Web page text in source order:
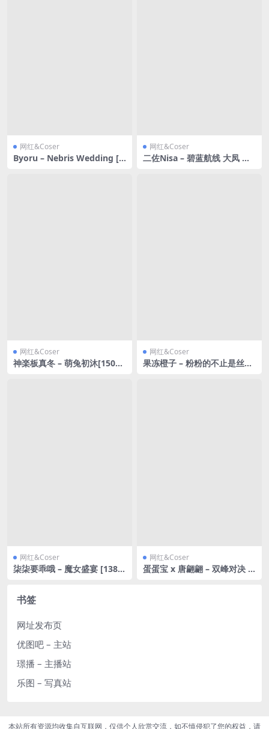
网红&Coser
Byoru – Nebris Wedding [6
网红&Coser
二佐Nisa – 碧蓝航线 大凤 居
网红&Coser
神楽板真冬 – 萌兔初沐[150P2
网红&Coser
果冻橙子 – 粉粉的不止是丝袜
网红&Coser
柒柒要乖哦 – 魔女盛宴 [138P-
网红&Coser
蛋蛋宝 x 唐翩翩 – 双峰对决 [8
书签
网址发布页
优图吧 – 主站
璟播 – 主播站
乐图 – 写真站
本站所有资源均收集自互联网，仅供个人欣赏交流，如不慎侵犯了您的权益，请